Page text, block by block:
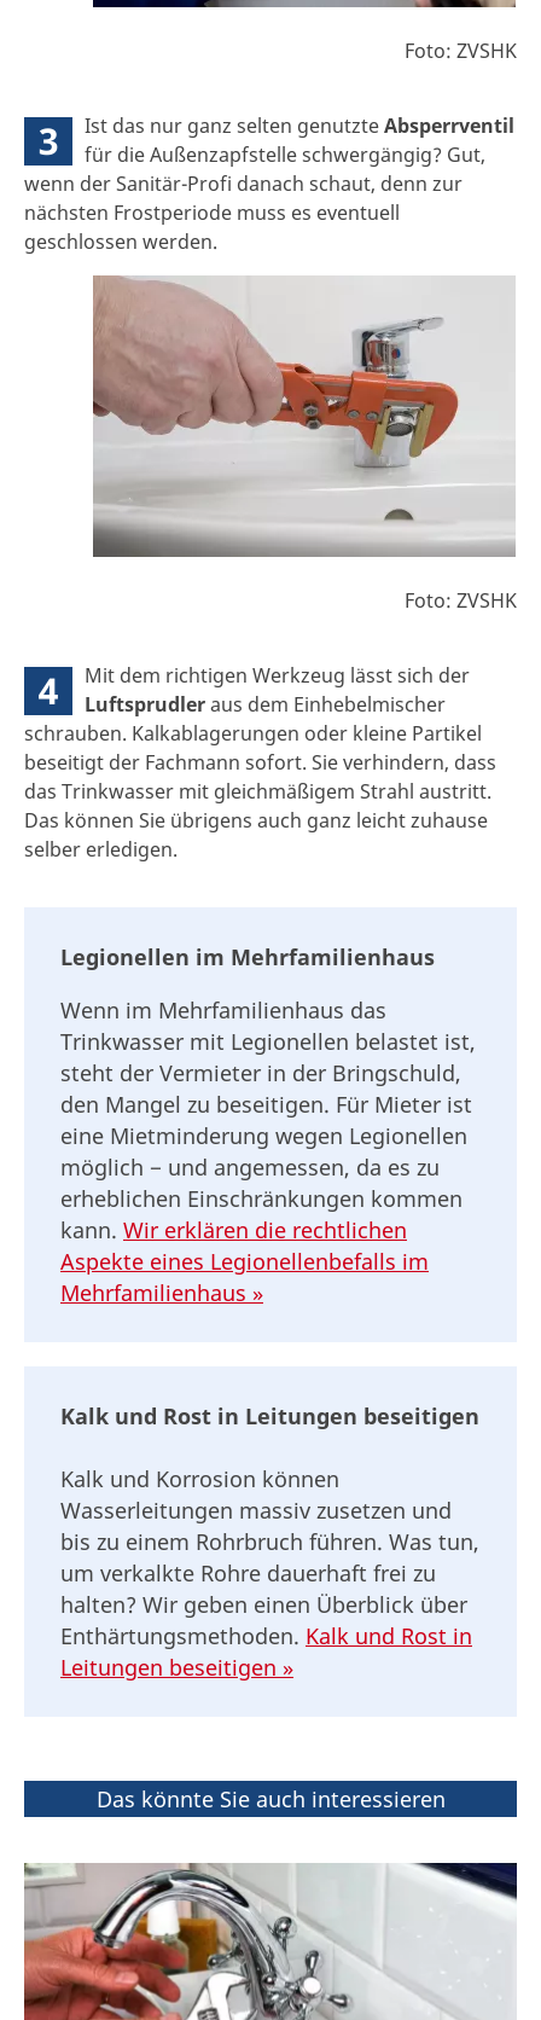
Foto: ZVSHK
3 Ist das nur ganz selten genutzteAbsperrventil
für die Außenzapfstelle schwergängig? Gut,
wenn der Sanitär-Profi danach schaut, denn zur
nächsten Frostperiode muss es eventuell
geschlossen werden.
Foto: ZVSHK
4
Mit dem richtigen Werkzeug lässt sich der
Luftsprudleraus dem Einhebelmischer
schrauben. Kalkablagerungen oder kleine Partikel
beseitigt der Fachmann sofort. Sie verhindern, dass
das Trinkwasser mit gleichmäßigem Strahl austritt.
Das können Sie übrigens auch ganz leicht zuhause
selber erledigen.
Legionellen im Mehrfamilienhaus
Wenn im Mehrfamilienhaus das
Trinkwasser mit Legionellen belastet ist,
steht der Vermieter in der Bringschuld,
den Mangel zu beseitigen. Für Mieter ist
eine Mietminderung wegen Legionellen
möglich − und angemessen, da es zu
erheblichen Einschränkungen kommen
kann. Wir erklären die rechtlichen
Aspekte eines Legionellenbefalls im
Mehrfamilienhaus »
Kalk und Rost in Leitungen beseitigen
Kalk und Korrosion können
Wasserleitungen massiv zusetzen und
bis zu einem Rohrbruch führen. Was tun,
um verkalkte Rohre dauerhaft frei zu
halten? Wir geben einen Überblick über
Enthärtungsmethoden. Kalk und Rost in
Leitungen beseitigen »
Das könnte Sie auch interessieren